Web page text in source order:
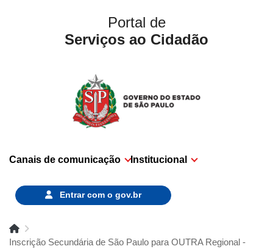
Portal de
Serviços ao Cidadão
Canais de comunicação Institucional
Entrar com o gov.br
Inscrição Secundária de São Paulo para OUTRA Regional -